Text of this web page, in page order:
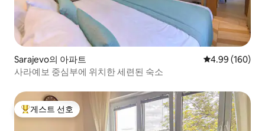
Sarajevo의 아파트 평점 4.99점(5
4.99 (160)
사라예보 중심부에 위치한 세련된 숙소
상위 게스트 선호
게스트 선호